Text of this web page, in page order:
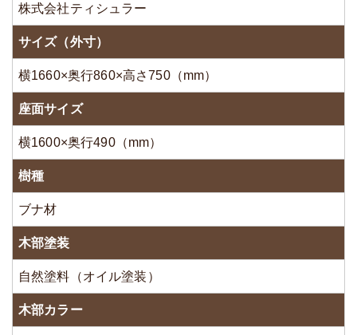
株式会社ティシュラー
サイズ（外寸）
横1660×奥行860×高さ750（mm）
座面サイズ
横1600×奥行490（mm）
樹種
ブナ材
木部塗装
自然塗料（オイル塗装）
木部カラー